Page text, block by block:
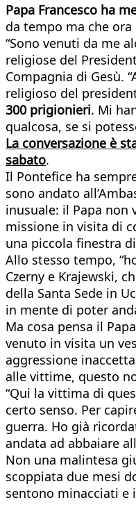
Papa Francesco ha
da tempo ma che
“Sono venuti da me
religiose del
Compagnia di Gesù.
religioso del
300 prigionieri. Mi
qualcosa, se si
La conversazione è
sabato.
Il Pontefice ha
sono andato
inusuale: il Papa non
missione in visita di
una piccola finestra
Allo stesso tempo,
Czerny e Krajewski,
della Santa Sede in
in mente di poter
Ma cosa pensa il
venuto in visita un
aggressione
alle vittime, questo
“Qui la vittima di
certo senso. Per
guerra. Ho già
andata ad abbaiare
Non una malintesa
scoppiata due mesi
sentono minacciati e